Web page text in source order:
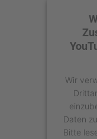
Wir
Daten
Bitte